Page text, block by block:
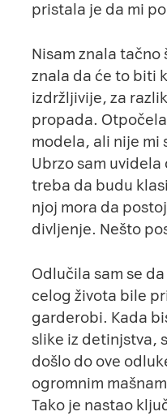
pristala je da mi
Nisam znala tačno
znala da će to biti
izdržljivije, za
propada.
modela, ali nije mi
Ubrzo sam
treba da budu
njoj mora da
divljenje. Nešto
Odlučila sam se
celog života bile
garderobi. Kada
slike iz detinjstva,
došlo do ove
ogromnim
Tako je nastao